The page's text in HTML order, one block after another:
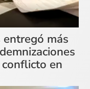
más
en